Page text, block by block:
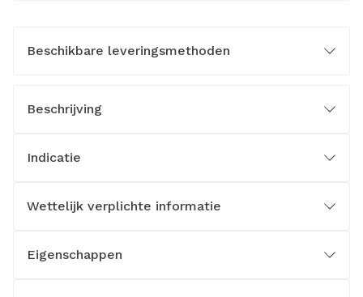
Beschikbare leveringsmethoden
Beschrijving
Indicatie
Wettelijk verplichte informatie
Eigenschappen